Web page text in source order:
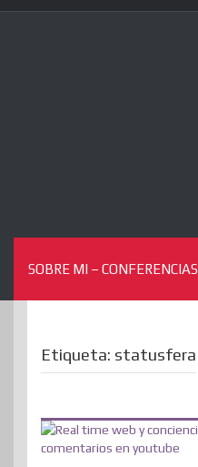
Skip
SOBRE MI – CONFERENCIAS
Etiqueta: statusfera